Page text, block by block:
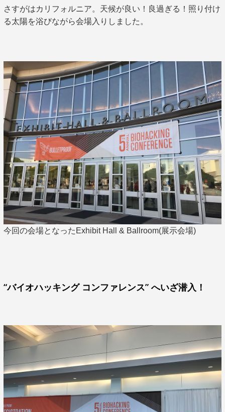
さすがはカリフォルニア。天候が良い！良過ぎる！照り付け
る太陽を浴びながら会場入りしました。
今回の会場となったExhibit Hall & Ballroom(展示会場)
“バイオハッキング コンファレンス” へいざ潜入！